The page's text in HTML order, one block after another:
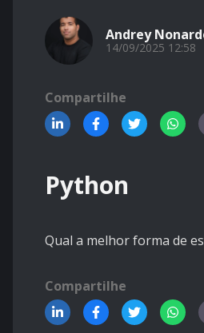
Andrey
14/09/2025 12:58
Compartilhe
Python
Qual a melhor forma de
Compartilhe